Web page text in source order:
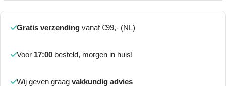
Gratis verzending vanaf €99,- (NL)
Voor 17:00 besteld, morgen in huis!
Wij geven graag vakkundig advies